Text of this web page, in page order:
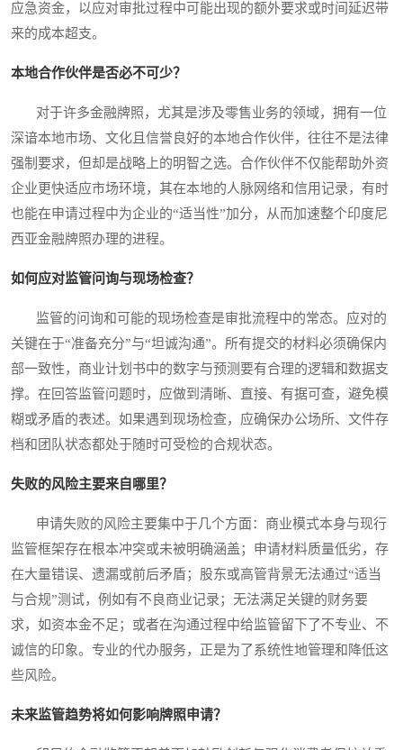
应急资金，以应对审批过程中可能出现的额外要求或时间延迟带
来的成本超支。
本地合作伙伴是否必不可少？
对于许多金融牌照，尤其是涉及零售业务的领域，拥有一位
深谙本地市场、文化且信誉良好的本地合作伙伴，往往不是法律
强制要求，但却是战略上的明智之选。合作伙伴不仅能帮助外资
企业更快适应市场环境，其在本地的人脉网络和信用记录，有时
也能在申请过程中为企业的“适当性”加分，从而加速整个印度尼
西亚金融牌照办理的进程。
如何应对监管问询与现场检查？
监管的问询和可能的现场检查是审批流程中的常态。应对的
关键在于“准备充分”与“坦诚沟通”。所有提交的材料必须确保内
部一致性，商业计划书中的数字与预测要有合理的逻辑和数据支
撑。在回答监管问题时，应做到清晰、直接、有据可查，避免模
糊或矛盾的表述。如果遇到现场检查，应确保办公场所、文件存
档和团队状态都处于随时可受检的合规状态。
失败的风险主要来自哪里？
申请失败的风险主要集中于几个方面：商业模式本身与现行
监管框架存在根本冲突或未被明确涵盖；申请材料质量低劣，存
在大量错误、遗漏或前后矛盾；股东或高管背景无法通过“适当
与合规”测试，例如有不良商业记录；无法满足关键的财务要
求，如资本金不足；或者在沟通过程中给监管留下了不专业、不
诚信的印象。专业的代办服务，正是为了系统性地管理和降低这
些风险。
未来监管趋势将如何影响牌照申请？